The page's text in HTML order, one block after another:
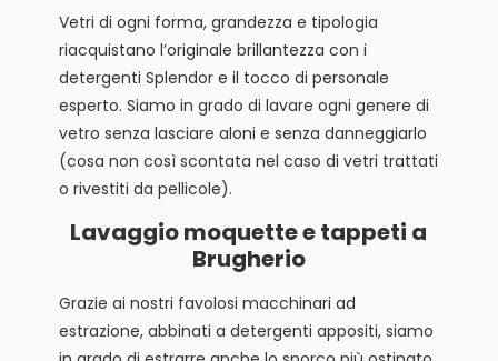
Vetri di ogni forma, grandezza e tipologia
riacquistano l’originale brillantezza con i
detergenti Splendor e il tocco di personale
esperto. Siamo in grado di lavare ogni genere di
vetro senza lasciare aloni e senza danneggiarlo
(cosa non così scontata nel caso di vetri trattati
o rivestiti da pellicole).
Lavaggio moquette e tappeti a
Brugherio
Grazie ai nostri favolosi macchinari ad
estrazione, abbinati a detergenti appositi, siamo